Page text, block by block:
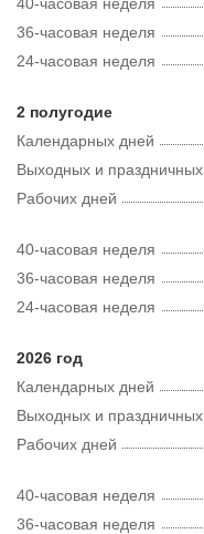
36-часовая неделя
24-часовая неделя
2 полугодие
Календарных дней
Рабочих дней
Выходных и праздничных
40-часовая неделя
36-часовая неделя
24-часовая неделя
2026 год
Календарных дней
Рабочих дней
Выходных и праздничных
40-часовая неделя
36-часовая неделя